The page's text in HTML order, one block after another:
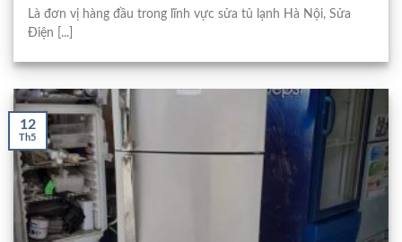
Là đơn vị hàng đầu trong lĩnh vực sửa tủ lạnh Hà Nội, Sửa
Điện [...]
12
Th5